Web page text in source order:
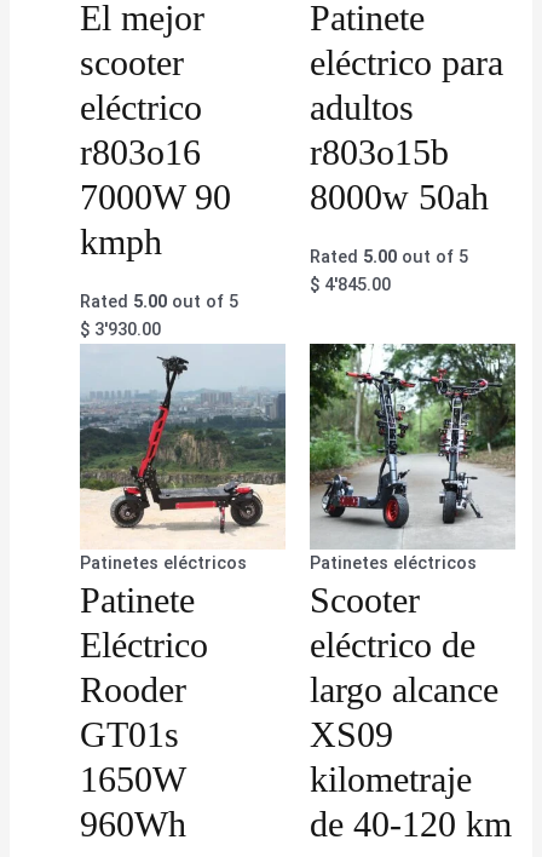
El mejor
scooter
eléctrico
r803o16
7000W 90
kmph
Rated 5.00 out of 5
$ 3'930.00
Patinete
eléctrico para
adultos
r803o15b
8000w 50ah
Rated 5.00out of 5
$4'845.00
Patinetes eléctricos
Patinete
Eléctrico
Rooder
GT01s
1650W
960Wh
Patinetes eléctricos
Scooter
eléctrico de
largo alcance
XS09
kilometraje
de 40-120 km